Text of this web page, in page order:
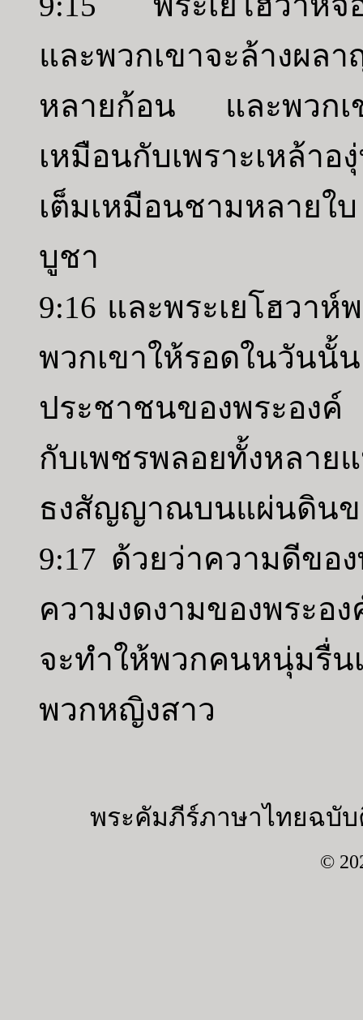
และพวกเขาจะล้าง
หลายก้อน และพวกเ
เหมือนกับเพราะเหล้า
เต็มเหมือนชามหลาย
บูชา
9:16 และพระเยโฮวาห์
พวกเขาให้รอดในวันนั้
ประชาชนของพระองค์
กับเพชรพลอยทั้งหลา
ธงสัญญาณบนแผ่นดินข
9:17 ด้วยว่าความดีขอ
ความงดงามของพระอ
จะทำให้พวกคนหนุ่มรื่
พวกหญิงสาว
พระคัมภีร์ภาษาไทยฉบับ
©